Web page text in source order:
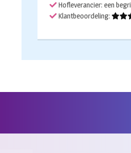
Hofleverancier: een
Klantbeoordeling: